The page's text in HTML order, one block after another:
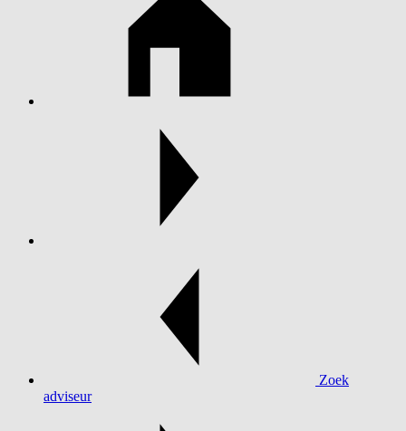
Zoek
adviseur